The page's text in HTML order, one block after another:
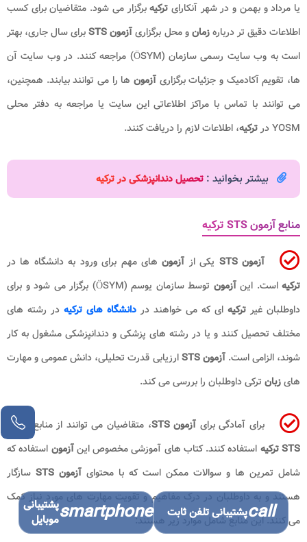
یا مرداد و بهمن و در شهر آنکارای ترکیهبرگزار می شود. متقاضیان برای کسب
اطلاعات دقیق تر دربارهزمانو محل برگزاریآزمون STS
برای سال جاری، بهتر
است به وب سایت رسمی سازمان (ÖSYM) مراجعه کنند. در وب سایت آن
ها، تقویم آکادمیک و جزئیات برگزاری آزمون ها را می توانند بیابند. همچنین،
می توانند با تماس با مراکز اطلاعاتی این سایت یا مراجعه به دفتر محلی
YOSM در
ترکیه، اطلاعات لازم را دریافت کنند.
بیشتر بخوانید : تحصیل دندانپزشکی در ترکیه
منابع آزمون STS ترکیه
آزمون STS یکی از آزمونهای مهم برای ورود به دانشگاه ها در
ترکیه است. اینآزمون
توسط سازمان یوسم (ÖSYM) برگزار می شود و برای
داوطلبان غیر ترکیه ای که می خواهند در دانشگاه های ترکیه در رشته های
مختلف تحصیل کنند و یا در رشته های پزشکی و دندانپزشکی مشغول به کار
شوند، الزامی است.آزمون STS
ارزیابی قدرت تحلیلی، دانش عمومی و مهارت
هایزبان ترکی داوطلبان را بررسی می کند.
برای آمادگی برای آزمون STS ، متقاضیان می توانند از منابع
آزمون
STS ترکیه
استفاده کنند. کتاب های آموزشی مخصوص اینآزمون استفاده که
شامل تمرین ها و سوالات ممکن است که با محتوای آزمون STS
سازگار
هستند و به داوطلبان در درک مفاهیم و تقویت مهارت های مورد نیاز کمک
می کنند. این منابع شامل موارد زیر هستند:
callپشتیبانی تلفن ثابت smartphoneپشتیبانی
موبایل
مشاور آنلاین